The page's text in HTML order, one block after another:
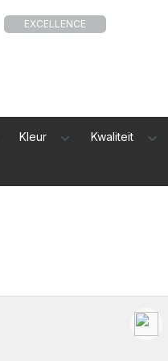
EXCELLENCE
Kleur Kwaliteit